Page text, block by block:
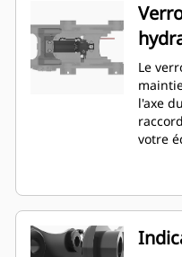
Le
l'axe
votre